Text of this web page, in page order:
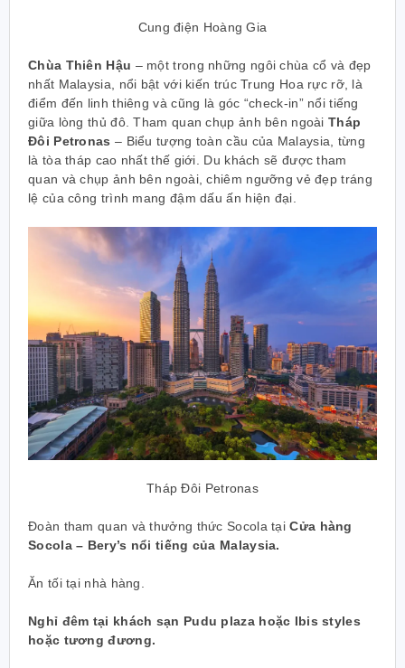
Cung điện Hoàng Gia
Chùa Thiên Hậu – một trong những ngôi chùa cổ và đẹp
nhất Malaysia, nổi bật với kiến trúc Trung Hoa rực rỡ, là
điểm đến linh thiêng và cũng là góc “check-in” nổi tiếng
giữa lòng thủ đô. Tham quan chụp ảnh bên ngoàiTháp
Đôi Petronas – Biểu tượng toàn cầu của Malaysia, từng
là tòa tháp cao nhất thế giới. Du khách sẽ được tham
quan và chụp ảnh bên ngoài, chiêm ngưỡng vẻ đẹp tráng
lệ của công trình mang đậm dấu ấn hiện đại.
Tháp Đôi Petronas
Đoàn tham quan và thưởng thức Socola tạiCửa hàng
Socola – Bery’s nổi tiếng của Malaysia.
Ăn tối tại nhà hàng.
Nghỉ đêm tại khách sạn Pudu plaza hoặc Ibis styles
hoặc tương đương.